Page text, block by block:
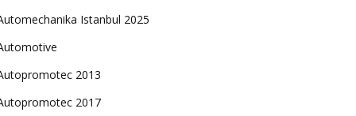
Istanbul 2025
2013
2017